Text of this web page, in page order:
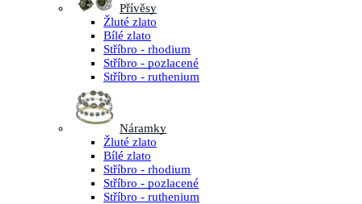
Přívěsy
Žluté zlato
Bílé zlato
Stříbro - rhodium
Stříbro - pozlacené
Stříbro - ruthenium
Náramky
Žluté zlato
Bílé zlato
Stříbro - rhodium
Stříbro - pozlacené
Stříbro - ruthenium